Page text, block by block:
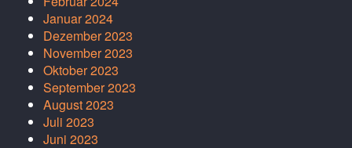
Januar 2024
Dezember 2023
November 2023
Oktober 2023
September 2023
August 2023
Juli 2023
Juni 2023